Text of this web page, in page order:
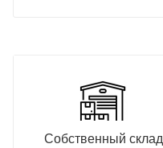
Собственный склад